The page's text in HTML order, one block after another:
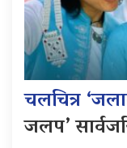
चलचित्र
जलप’